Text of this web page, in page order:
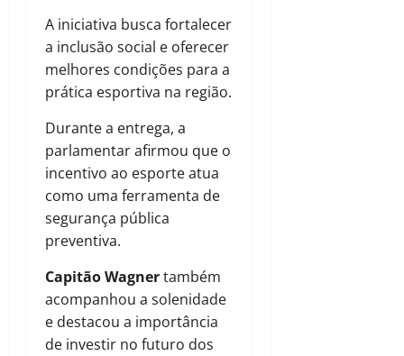
A iniciativa busca fortalecer
a inclusão social e oferecer
melhores condições para a
prática esportiva na região.
Durante a entrega, a
parlamentar afirmou que o
incentivo ao esporte atua
como uma ferramenta de
segurança pública
preventiva.
Capitão Wagnertambém
acompanhou a solenidade
e destacou a importância
de investir no futuro dos